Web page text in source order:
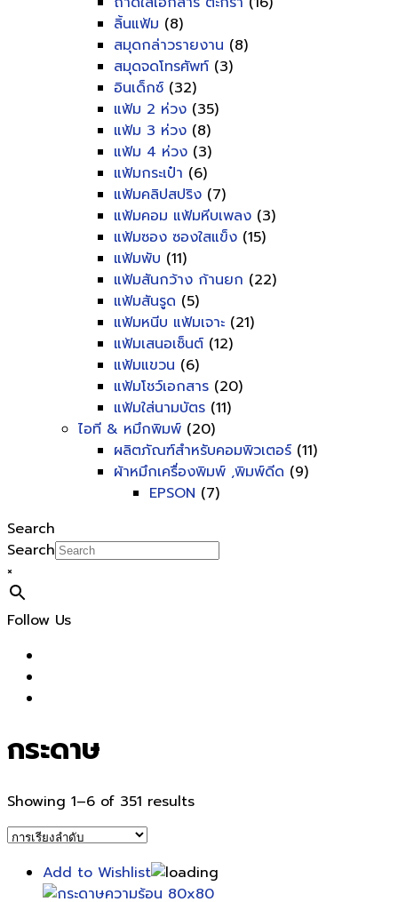
ลิ้นแฟ้ม (8)
สมุดกล่าวรายงาน (8)
สมุดจดโทรศัพท์ (3)
อินเด็กซ์ (32)
แฟ้ม 2 ห่วง (35)
แฟ้ม 3 ห่วง (8)
แฟ้ม 4 ห่วง (3)
แฟ้มกระเป๋า (6)
แฟ้มคลิปสปริง (7)
แฟ้มคอม แฟ้มหีบเพลง (3)
แฟ้มซอง ซองใสแข็ง (15)
แฟ้มพับ (11)
แฟ้มสันกว้าง ก้านยก (22)
แฟ้มสันรูด (5)
แฟ้มหนีบ แฟ้มเจาะ (21)
แฟ้มเสนอเซ็นต์ (12)
แฟ้มแขวน (6)
แฟ้มโชว์เอกสาร (20)
แฟ้มใส่นามบัตร (11)
ไอที & หมึกพิมพ์ (20)
ผลิตภัณฑ์สำหรับคอมพิวเตอร์ (11)
ผ้าหมึกเครื่องพิมพ์ ,พิมพ์ดีด (9)
EPSON (7)
Search
Search
×
Follow Us
กระดาษ
Showing 1–6 of 351 results
Add to Wishlist